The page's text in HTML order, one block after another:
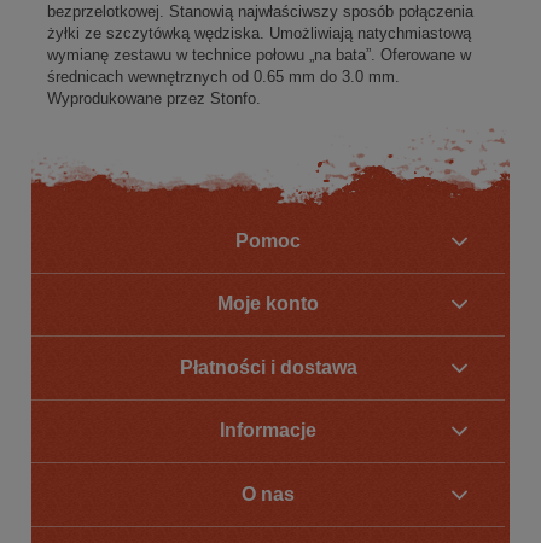
bezprzelotkowej. Stanowią najwłaściwszy sposób połączenia
żyłki ze szczytówką wędziska. Umożliwiają natychmiastową
wymianę zestawu w technice połowu „na bata”. Oferowane w
średnicach wewnętrznych od 0.65 mm do 3.0 mm.
Wyprodukowane przez Stonfo.
Pomoc
Moje konto
Płatności i dostawa
Informacje
O nas